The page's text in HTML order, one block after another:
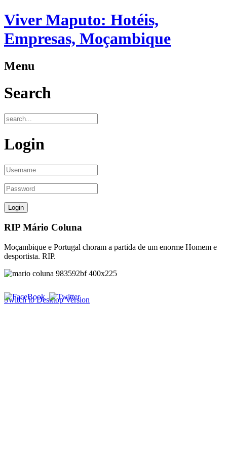
Viver Maputo: Hotéis,
Empresas, Moçambique
Menu
Search
Login
RIP Mário Coluna
Moçambique e Portugal choram a partida de um enorme Homem e
desportista. RIP.
Switch to Desktop Version